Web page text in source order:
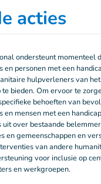
acties
ondersteunt momenteel
en personen met een
hulpverleners van
bieden. Om ervoor te
behoeften van
en mensen met een
uit over bestaande
en gemeenschappen en
van andere
voor inclusie op
en werkgroepen.